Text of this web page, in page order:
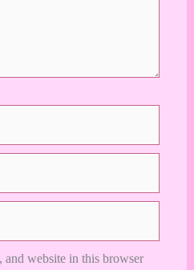
and website in this browser